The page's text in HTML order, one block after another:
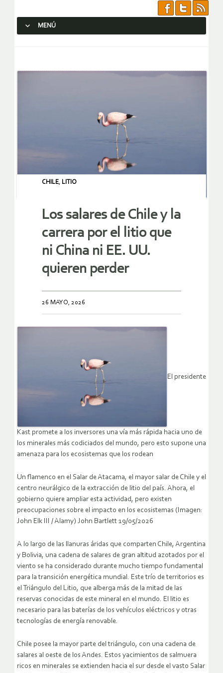
MENÚ
CHILE, LITIO
Los salares de Chile y la
carrera por el litio que
ni China ni EE. UU.
quieren perder
26 MAYO, 2026
El presidente
Kast promete a los inversores una vía más rápida hacia uno de
los minerales más codiciados del mundo, pero esto supone una
amenaza para los ecosistemas que los rodean
Un flamenco en el Salar de Atacama, el mayor salar de Chile y el
centro neurálgico de la extracción de litio del país. Ahora, el
gobierno quiere ampliar esta actividad, pero existen
preocupaciones sobre el impacto en los ecosistemas (Imagen:
John Elk III / Alamy) John Bartlett 19/05/2026
A lo largo de las llanuras áridas que comparten Chile, Argentina
y Bolivia, una cadena de salares de gran altitud azotados por el
viento se ha considerado durante mucho tiempo fundamental
para la transición energética mundial. Este trío de territorios es
el Triángulo del Litio, que alberga más de la mitad de las
reservas conocidas de este mineral en el mundo. El litio es
necesario para las baterías de los vehículos eléctricos y otras
tecnologías de energía renovable.
Chile posee la mayor parte del triángulo, con una cadena de
salares al oeste de los Andes. Estos yacimientos de salmuera
ricos en minerales se extienden hacia el sur desde el vasto Salar